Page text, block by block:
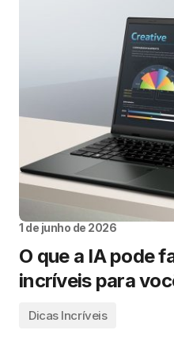
1 de junho de 2026
O que a IA pode
incríveis para
Dicas Incríveis